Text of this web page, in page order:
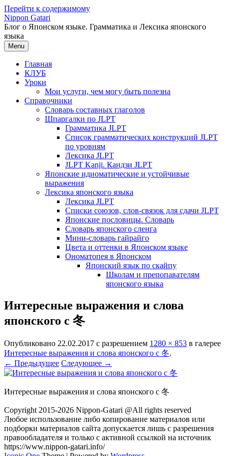
Перейти к содержимому
Nippon Gatari
Блог о Японском языке. Грамматика и Лексика японского
языка
Menu
Главная
КЛУБ
Уроки
Мои услуги, чем могу быть полезна
Справочники
Словарь составных глаголов
Шпаргалки по JLPT
Грамматика JLPT
Список грамматических конструкций JLPT
по уровням
Лексика JLPT
JLPT Kanji. Кандзи JLPT
Японские идиоматические и устойчивые
выражения
Лексика японского языка
Лексика JLPT
Списки союзов, слов-связок для сдачи JLPT
Японские пословицы. Словарь
Словарь японского сленга
Мини-словарь гайрайго
Цвета и оттенки в Японском языке
Ономатопея в Японском
Японский язык по скайпу
Школам и препопавателям
японского языка
Интересные выражения и слова
японского с 冬
Опубликовано 22.02.2017 с разрешением 1280 × 853 в галерее
Интересные выражения и слова японского с 冬.
← Предыдущее Следующее →
Интересные выражения и слова японского с 冬
Copyright 2015-2026 Nippon-Gatari @All rights reserved
Любое использование либо копирование материалов или
подборки материалов сайта допускается лишь с разрешения
правообладателя и только с активной ссылкой на источник
https://www.nippon-gatari.info/